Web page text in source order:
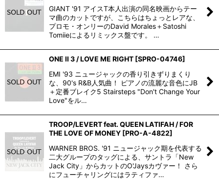
GIANT '91 アイスT本人出演の同名映画からテー
マ曲のカットですが、こちらはちょっとレアな、
プロモ・オンリーのDavid Morales＋Satoshi
Tomiieによるリミックス盤です。 …
ONE II 3 / LOVE ME RIGHT [SPRO-04746]
EMI '93 ニュージャックの香り引きずりまくり
な、90's R&B人気曲！ ピアノの流麗な音色にJB
＋定番ブレイク5 Stairsteps "Don't Change Your
Love"をル…
TROOP/LEVERT feat. QUEEN LATIFAH / FOR
THE LOVE OF MONEY [PRO-A-4822]
WARNER BROS. '91 ニュージャック期を代表する
二大グループのタッグによる、サントラ「New
Jack City」からカットのO'Jaysカヴァー！ さら
にフューチャリングにはラティファ…